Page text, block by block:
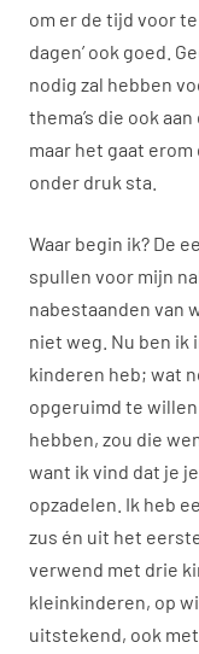
om er de tijd voor te
dagen’ ook goed.
nodig zal hebben
thema’s die ook
maar het gaat
onder druk sta.
Waar begin ik? De
spullen voor mijn
nabestaanden van
niet weg. Nu ben ik
kinderen heb; wat
opgeruimd te willen
hebben, zou die
want ik vind dat je
opzadelen. Ik heb
zus én uit het
verwend met drie
kleinkinderen, op
uitstekend, ook